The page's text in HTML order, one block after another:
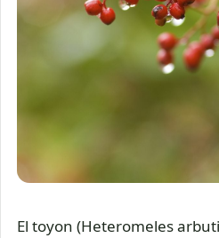
El toyon (Heteromeles